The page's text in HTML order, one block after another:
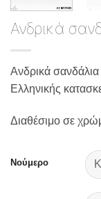
Ανδρικά
Ανδρικά σανδάλια
Ελληνικής
Διαθέσιμο σε
Νούμερο